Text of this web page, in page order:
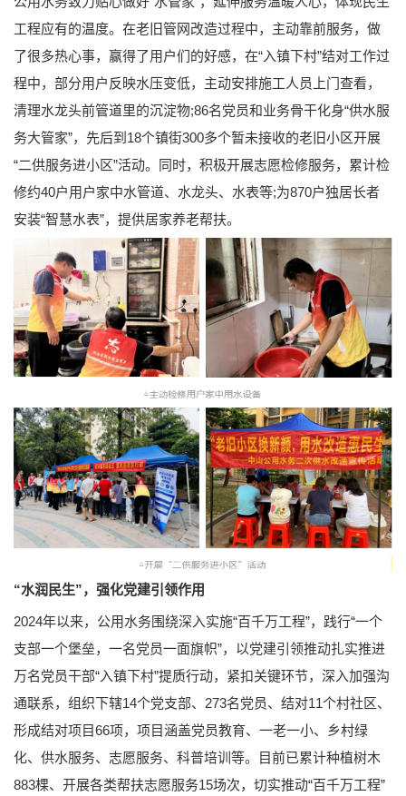
工程应有的温度。在老旧管网改造过程中，主动靠前服务，做
了很多热心事，赢得了用户们的好感，在“入镇下村”结对工作过
程中，部分用户反映水压变低，主动安排施工人员上门查看，
清理水龙头前管道里的沉淀物;86名党员和业务骨干化身“供水服
务大管家”，先后到18个镇街300多个暂未接收的老旧小区开展
“二供服务进小区”活动。同时，积极开展志愿检修服务，累计检
修约40户用户家中水管道、水龙头、水表等;为870户独居长者
安装“智慧水表”，提供居家养老帮扶。
“水润民生”，强化党建引领作用
2024年以来，公用水务围绕深入实施“百千万工程”，践行“一个
支部一个堡垒，一名党员一面旗帜”，以党建引领推动扎实推进
万名党员干部“入镇下村”提质行动，紧扣关键环节，深入加强沟
通联系，组织下辖14个党支部、273名党员、结对11个村社区、
形成结对项目66项，项目涵盖党员教育、一老一小、乡村绿
化、供水服务、志愿服务、科普培训等。目前已累计种植树木
883棵、开展各类帮扶志愿服务15场次，切实推动“百千万工程”